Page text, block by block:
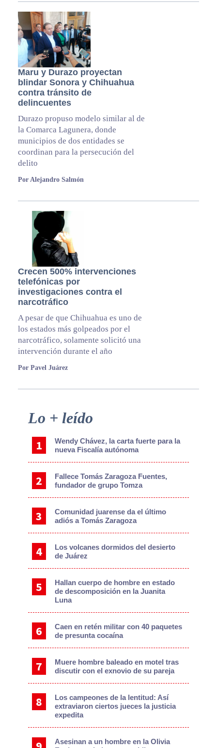
Maru y Durazo proyectan
blindar Sonora y Chihuahua
contra tránsito de
delincuentes
Durazo propuso modelo similar al de
la Comarca Lagunera, donde
municipios de dos entidades se
coordinan para la persecución del
delito
Por Alejandro Salmón
Crecen 500% intervenciones
telefónicas por
investigaciones contra el
narcotráfico
A pesar de que Chihuahua es uno de
los estados más golpeados por el
narcotráfico, solamente solicitó una
intervención durante el año
Por Pavel Juárez
Primary
Sidebar
Lo + leído
Wendy Chávez, la carta fuerte para la
nueva Fiscalía autónoma
Fallece Tomás Zaragoza Fuentes,
fundador de grupo Tomza
Comunidad juarense da el último
adiós a Tomás Zaragoza
Los volcanes dormidos del desierto
de Juárez
Hallan cuerpo de hombre en estado
de descomposición en la Juanita
Luna
Caen en retén militar con 40 paquetes
de presunta cocaína
Muere hombre baleado en motel tras
discutir con el exnovio de su pareja
Los campeones de la lentitud: Así
extraviaron ciertos jueces la justicia
expedita
Asesinan a un hombre en la Olivia